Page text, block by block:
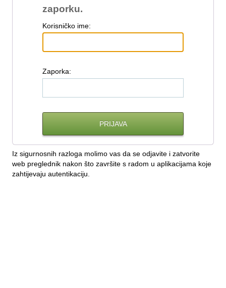
zaporku.
Korisničko ime:
Zaporka:
Iz sigurnosnih razloga molimo vas da se odjavite i zatvorite
web preglednik nakon što završite s radom u aplikacijama koje
zahtijevaju autentikaciju.